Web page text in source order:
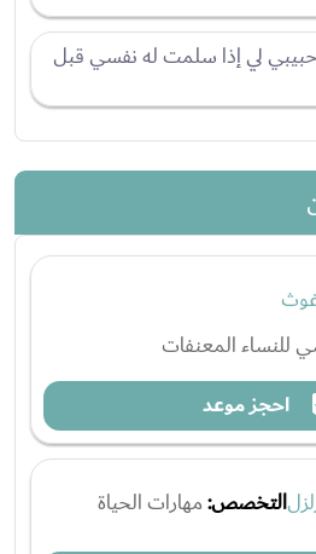
لي إذا سلمت له نفسي قبل
غوث
للنساء المعنفات
احجز موعد
التخصص:مهارات الحياة